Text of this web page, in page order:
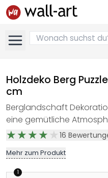
Holzdeko Berg
cm
Berglandschaft
eine gemütliche
16
Mehr zum Produkt
1